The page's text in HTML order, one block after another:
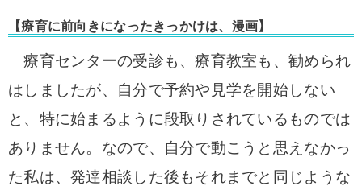
【療育に前向きになったきっかけは、漫画】
療育センターの受診も、療育教室も、勧められ
はしましたが、自分で予約や見学を開始しない
と、特に始まるように段取りされているものでは
ありません。なので、自分で動こうと思えなかっ
た私は、発達相談した後もそれまでと同じような